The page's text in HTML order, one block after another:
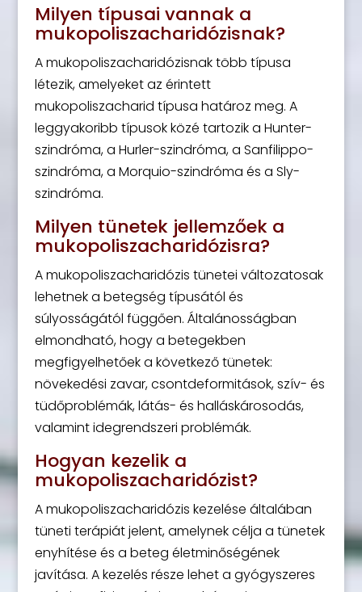
Milyen típusai vannak a
mukopoliszacharidózisnak?
A mukopoliszacharidózisnak több típusa
létezik, amelyeket az érintett
mukopoliszacharid típusa határoz meg. A
leggyakoribb típusok közé tartozik a Hunter-
szindróma, a Hurler-szindróma, a Sanfilippo-
szindróma, a Morquio-szindróma és a Sly-
szindróma.
Milyen tünetek jellemzőek a
mukopoliszacharidózisra?
A mukopoliszacharidózis tünetei változatosak
lehetnek a betegség típusától és
súlyosságától függően. Általánosságban
elmondható, hogy a betegekben
megfigyelhetőek a következő tünetek:
növekedési zavar, csontdeformitások, szív- és
tüdőproblémák, látás- és halláskárosodás,
valamint idegrendszeri problémák.
Hogyan kezelik a
mukopoliszacharidózist?
A mukopoliszacharidózis kezelése általában
tüneti terápiát jelent, amelynek célja a tünetek
enyhítése és a beteg életminőségének
javítása. A kezelés része lehet a gyógyszeres